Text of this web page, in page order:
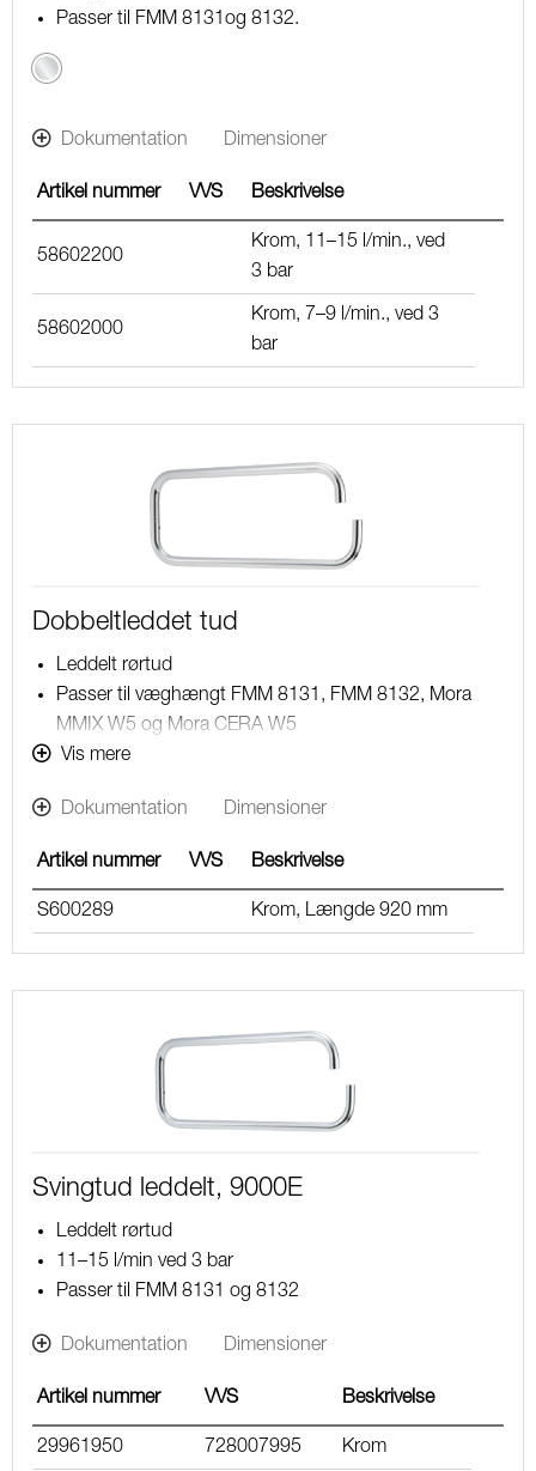
Passer til FMM 8131og 8132.
Krom
Dokumentation Dimensioner
Artikel nummer VVS Beskrivelse
58602200
Krom, 11–15 l/min., ved
3 bar
58602000
Krom, 7–9 l/min., ved 3
bar
Dobbeltleddet tud
Leddelt rørtud
Passer til væghængt FMM 8131, FMM 8132, Mora
MMIX W5 og Mora CERA W5
11–15 l/min ved 3 bar
Vis mere
Dokumentation Dimensioner
Artikel nummer VVS Beskrivelse
S600289 Krom, Længde 920 mm
Svingtud leddelt, 9000E
Leddelt rørtud
11–15 l/min ved 3 bar
Passer til FMM 8131 og 8132
Dokumentation Dimensioner
Artikel nummer VVS Beskrivelse
29961950 728007995 Krom